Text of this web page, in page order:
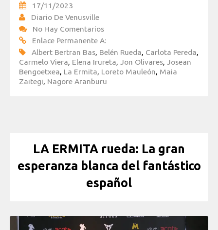
17/11/2023
Diario De Venusville
No Hay Comentarios
Enlace Permanente A:
Albert Bertran Bas Belén Rueda Carlota Pereda
Carmelo Viera Elena Irureta Jon Olivares
Josean
Bengoetxea La Ermita Loreto Mauleón Maia
Zaitegi Nagore Aranburu
LA ERMITA rueda: La gran
esperanza blanca del fantástico
español